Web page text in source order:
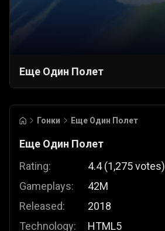
Еще Один Полет
Гонки Еще Один Полет
Еще Один Полет
Rating:
Gameplays:
Released:
Technology:
4.4 (1,275votes)
42M
2018
HTML5